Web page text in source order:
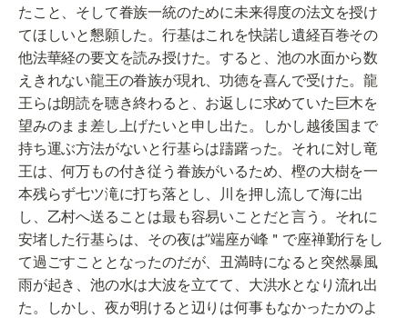
たこと、そして眷族一統のために未来得度の法文を授け
てほしいと懇願した。行基はこれを快諾し遺経百巻その
他法華経の要文を読み授けた。すると、池の水面から数
えきれない龍王の眷族が現れ、功徳を喜んで受けた。龍
王らは朗読を聴き終わると、お返しに求めていた巨木を
望みのまま差し上げたいと申し出た。しかし越後国まで
持ち運ぶ方法がないと行基らは躊躇った。それに対し竜
王は、何万もの付き従う眷族がいるため、樫の大樹を一
本残らず七ツ滝に打ち落とし、川を押し流して海に出
し、乙村へ送ることは最も容易いことだと言う。それに
安堵した行基らは、その夜は”端座が峰＂で座禅勤行をし
て過ごすこととなったのだが、丑満時になると突然暴風
雨が起き、池の水は大波を立てて、大洪水となり流れ出
た。しかし、夜が明けると辺りは何事もなかったかのよ